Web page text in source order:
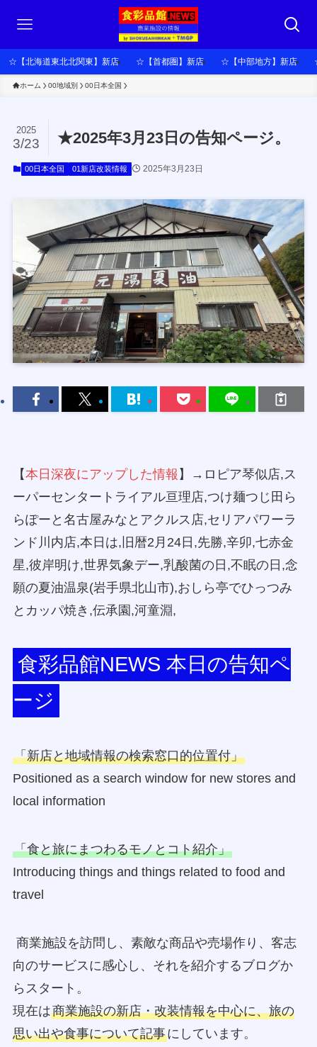
☆【北海道東北北関東】新店 ☆【首都圏】新店 ☆【中部地方】新店
ホーム 00地域別 00日本全国
★2025年3月23日の告知ページ。
2025
3/23
00日本全国 01新店改装情報 2025年3月23日
【本日深夜にアップした情報 】→ロピア琴似店,ス
ーパーセンタートライアル亘理店,つけ麺つじ田ら
らぽーと名古屋みなとアクルス店,セリアパワーラ
ンド川内店,本日は,旧暦2月24日,先勝,辛卯,七赤金
星,彼岸明け,世界気象デー,乳酸菌の日,不眠の日,念
願の夏油温泉(岩手県北山市),おしら亭でひっつみ
とカッパ焼き,伝承園,河童淵,
食彩品館NEWS 本日の告知ペ
ージ
「新店と地域情報の検索窓口的位置付」
Positioned as a search window for new stores and
local information
「食と旅にまつわるモノとコト紹介」
Introducing things and things related to food and
travel
商業施設を訪問し、素敵な商品や売場作り、客志
向のサービスに感心し、それを紹介するブログか
らスタート。
現在は商業施設の新店・改装情報を中心に、旅の
思い出や食事について記事にしています。